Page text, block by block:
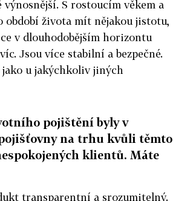
S rostoucím věkem a
období života mít nějakou jistotu,
v dlouhodobějším horizontu
Jsou více stabilní a bezpečné.
u jakýchkoliv jiných
pojištění byly v
na trhu kvůli těmto
klientů. Máte
transparentní a srozumitelný.